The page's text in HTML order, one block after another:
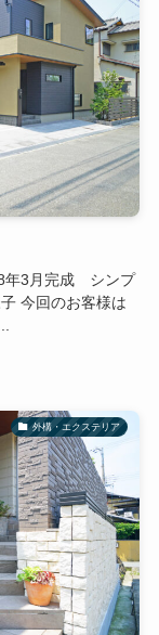
年3月完成 シンプ
今回のお客様は
外構・エクステリア